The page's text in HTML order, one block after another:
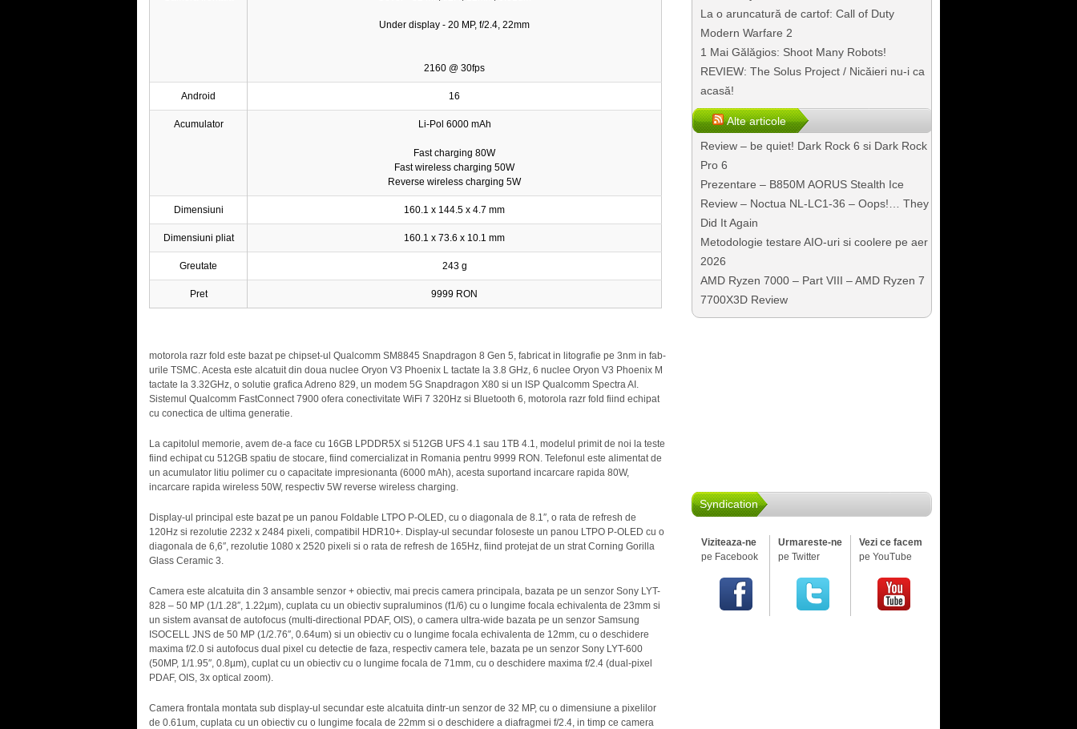
Under display - 20 MP, f/2.4, 22mm
2160 @ 30fps
Android 16
Acumulator Li-Pol 6000 mAh
Fast charging 80W
Fast wireless charging 50W
Reverse wireless charging 5W
Dimensiuni 160.1 x 144.5 x 4.7 mm
Dimensiuni pliat 160.1 x 73.6 x 10.1 mm
Greutate 243 g
Pret 9999 RON
motorola razr fold este bazat pe chipset-ul Qualcomm SM8845 Snapdragon 8 Gen 5, fabricat in litografie pe 3nm in fab-
urile TSMC. Acesta este alcatuit din doua nuclee Oryon V3 Phoenix L tactate la 3.8 GHz, 6 nuclee Oryon V3 Phoenix M
tactate la 3.32GHz, o solutie grafica Adreno 829, un modem 5G Snapdragon X80 si un ISP Qualcomm Spectra AI.
Sistemul Qualcomm FastConnect 7900 ofera conectivitate WiFi 7 320Hz si Bluetooth 6, motorola razr fold fiind echipat
cu conectica de ultima generatie.
La capitolul memorie, avem de-a face cu 16GB LPDDR5X si 512GB UFS 4.1 sau 1TB 4.1, modelul primit de noi la teste
fiind echipat cu 512GB spatiu de stocare, fiind comercializat in Romania pentru 9999 RON. Telefonul este alimentat de
un acumulator litiu polimer cu o capacitate impresionanta (6000 mAh), acesta suportand incarcare rapida 80W,
incarcare rapida wireless 50W, respectiv 5W reverse wireless charging.
Display-ul principal este bazat pe un panou Foldable LTPO P-OLED, cu o diagonala de 8.1″, o rata de refresh de
120Hz si rezolutie 2232 x 2484 pixeli, compatibil HDR10+. Display-ul secundar foloseste un panou LTPO P-OLED cu o
diagonala de 6,6″, rezolutie 1080 x 2520 pixeli si o rata de refresh de 165Hz, fiind protejat de un strat Corning Gorilla
Glass Ceramic 3.
Camera este alcatuita din 3 ansamble senzor + obiectiv, mai precis camera principala, bazata pe un senzor Sony LYT-
828 – 50 MP (1/1.28″, 1.22µm), cuplata cu un obiectiv supraluminos (f1/6) cu o lungime focala echivalenta de 23mm si
un sistem avansat de autofocus (multi-directional PDAF, OIS), o camera ultra-wide bazata pe un senzor Samsung
ISOCELL JNS de 50 MP (1/2.76″, 0.64um) si un obiectiv cu o lungime focala echivalenta de 12mm, cu o deschidere
maxima f/2.0 si autofocus dual pixel cu detectie de faza, respectiv camera tele, bazata pe un senzor Sony LYT-600
(50MP, 1/1.95″, 0.8µm), cuplat cu un obiectiv cu o lungime focala de 71mm, cu o deschidere maxima f/2.4 (dual-pixel
PDAF, OIS, 3x optical zoom).
Camera frontala montata sub display-ul secundar este alcatuita dintr-un senzor de 32 MP, cu o dimensiune a pixelilor
de 0.61um, cuplata cu un obiectiv cu o lungime focala de 22mm si o deschidere a diafragmei f/2.4, in timp ce camera
La o aruncatură de cartof: Call of Duty
Modern Warfare 2
1 Mai Gălăgios: Shoot Many Robots!
REVIEW: The Solus Project / Nicăieri nu-i ca
acasă!
Alte articole
Review – be quiet! Dark Rock 6 si Dark Rock
Pro 6
Prezentare – B850M AORUS Stealth Ice
Review – Noctua NL-LC1-36 – Oops!… They
Did It Again
Metodologie testare AIO-uri si coolere pe aer
2026
AMD Ryzen 7000 – Part VIII – AMD Ryzen 7
7700X3D Review
Syndication
Viziteaza-ne
pe Facebook
Urmareste-ne
pe Twitter
Vezi ce facem
pe YouTube